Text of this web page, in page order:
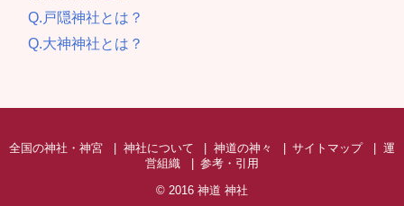
Q.戸隠神社とは？
Q.大神神社とは？
全国の神社・神宮 神社について 神道の神々 サイトマップ
運
営組織
参考・引用
© 2016 神道 神社